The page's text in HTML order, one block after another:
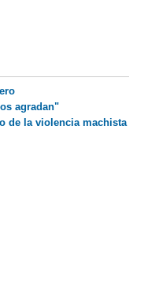
agradan"
de la violencia machista